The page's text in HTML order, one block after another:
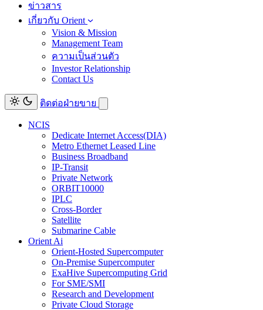
ข่าวสาร
เกี่ยวกับ Orient
Vision & Mission
Management Team
ความเป็นส่วนตัว
Investor Relationship
Contact Us
ติดต่อฝ่ายขาย
NCIS
Dedicate Internet Access(DIA)
Metro Ethernet Leased Line
Business Broadband
IP-Transit
Private Network
ORBIT10000
IPLC
Cross-Border
Satellite
Submarine Cable
Orient Ai
Orient-Hosted Supercomputer
On-Premise Supercomputer
ExaHive Supercomputing Grid
For SME/SMI
Research and Development
Private Cloud Storage